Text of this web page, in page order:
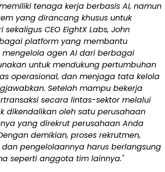
tenaga kerja berbasis AI, namun
yang dirancang khusus untuk
CEO EightX Labs, John
platform yang membantu
agen AI dari berbagai
untuk mendukung pertumbuhan
operasional, dan menjaga tata kelola
Setelah mampu bekerja
secara lintas-sektor melalui
dikendalikan oleh satu perusahaan
yang direkrut perusahaan Anda
demikian, proses rekrutmen,
pengelolaannya harus berlangsung
seperti anggota tim lainnya."